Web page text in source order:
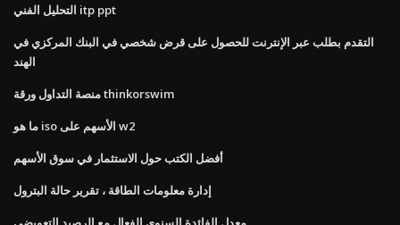
التحليل الفني itp ppt
التقدم بطلب عبر الإنترنت للحصول على قرض شخصي في البنك المركزي في
الهند
منصة التداول ورقة thinkorswim
ما هو iso الأسهم على w2
أفضل الكتب حول الاستثمار في سوق الأسهم
إدارة معلومات الطاقة ، تقرير حالة البترول